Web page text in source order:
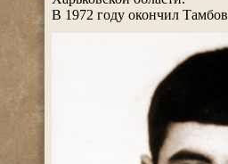
В 1972 году окончил